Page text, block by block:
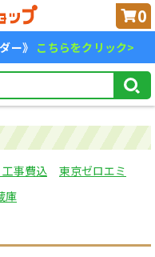
0
ー》 こちらをクリック>
事費込
東京ゼロエミ
庫